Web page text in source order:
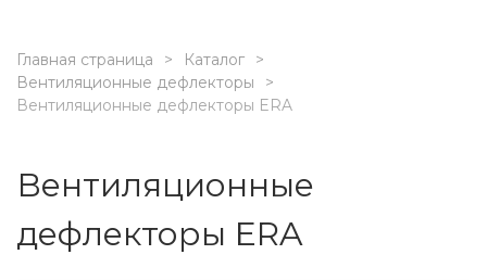
Главная страница
Каталог
Вентиляционные дефлекторы
Вентиляционные дефлекторы ERA
Вентиляционные
дефлекторы ERA